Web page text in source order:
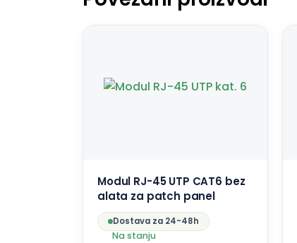
Modul RJ-45 UTP CAT6 bez
alata za patch panel
Dostava za 24-48h
Na stanju